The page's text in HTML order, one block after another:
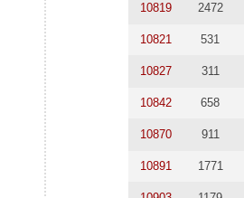
10819 2472
10821 531
10827 311
10842 658
10870 911
10891 1771